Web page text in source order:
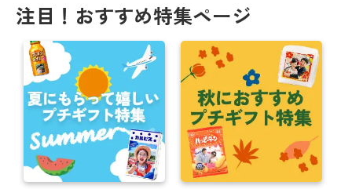
注目！おすすめ特集ページ